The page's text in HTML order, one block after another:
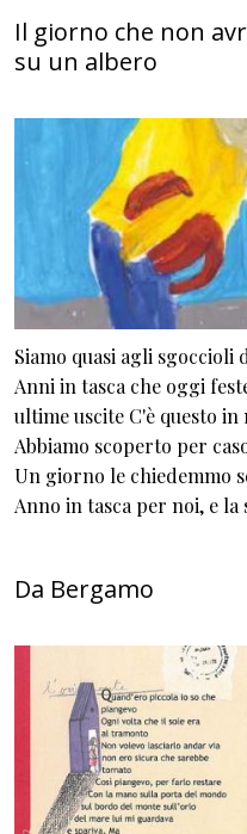
Il giorno che non
su un albero
Siamo quasi agli sgoccioli
Anni in tasca che oggi
ultime uscite C'è questo in
Abbiamo scoperto per
Un giorno le chiedemmo
Anno in tasca per noi, e la
Da Bergamo